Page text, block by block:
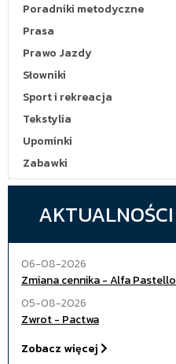
Poradniki metodyczne
Prasa
Prawo Jazdy
Słowniki
Sport i rekreacja
Tekstylia
Upominki
Zabawki
AKTUALNOŚCI
06-08-2026
Zmiana cennika - Alfa Pastello
05-08-2026
Zwrot - Pactwa
Zobacz więcej